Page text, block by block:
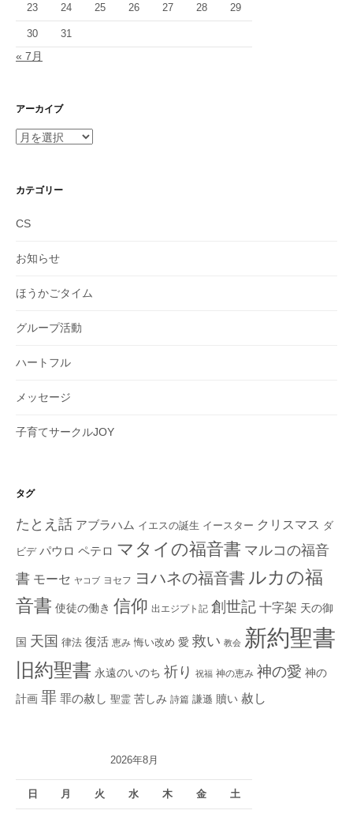
23 24 25 26 27 28 29
30 31
« 7月
アーカイブ
ア
イ
カテゴリー
CS
お知らせ
ほうかごタイム
グループ活動
ハートフル
メッセージ
子育てサークルJOY
タグ
たとえ話 アブラハム イエスの誕生 イースター クリスマス ダ
ビデ パウロ ペテロ マタイの福音書 マルコの福音
書 モーセ ヤコブ ヨセフ ヨハネの福音書 ルカの福
音書 使徒の働き 信仰 出エジプト記 創世記 十字架 天の御
国 天国 律法 復活 恵み 悔い改め 愛 救い 教会 新約聖書
旧約聖書 永遠のいのち 祈り 祝福 神の恵み 神の愛 神の
計画 罪 罪の赦し 聖霊 苦しみ 詩篇 謙遜 贖い 赦し
2026年8月
日 月 火 水 木 金 土